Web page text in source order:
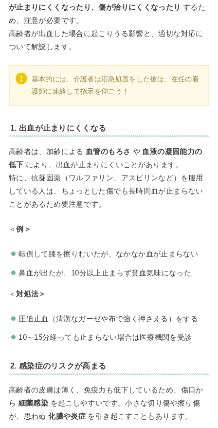
が止まりにくくなったり、傷が治りにくくなったり するた
め、注意が必要です。
高齢者が出血した場合に起こりうる影響と、適切な対応に
ついて解説します。
基本的には、介護者は応急処置をした後は、在任の看
護師に連絡して指示を仰ごう！
1. 出血が止まりにくくなる
高齢者は、加齢による 血管のもろさ や 血液の凝固能力の
低下 により、出血が止まりにくいことがあります。
特に、抗凝固薬（ワルファリン、アスピリンなど）を服用
している人は、ちょっとした傷でも長時間血が止まらない
ことがあるため要注意です。
＜例＞
転倒して膝を擦りむいたが、なかなか血が止まらない
鼻血が出たが、10分以上止まらず貧血気味になった
＜対処法＞
圧迫止血（清潔なガーゼや布で強く押さえる）をする
10～15分経っても止まらない場合は医療機関を受診
2. 感染症のリスクが高まる
高齢者の皮膚は薄く、免疫力も低下しているため、傷口か
ら 細菌感染 を起こしやすいです。小さな切り傷や擦り傷
が、思わぬ化膿や炎症 を引き起こすこともあります。